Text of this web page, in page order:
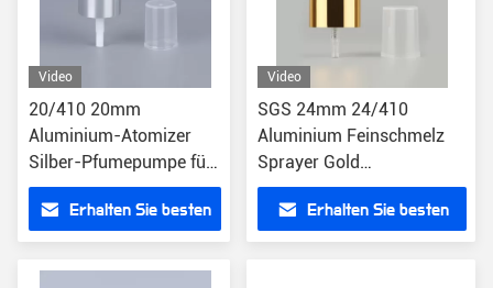
Video
20/410 20mm
Aluminium-Atomizer
Silber-Pfumepumpe für
Flasche
Erhalten Sie besten
Video
SGS 24mm 24/410
Aluminium Feinschmelz
Sprayer Gold
Parfümpumpe für Flasche
Erhalten Sie besten